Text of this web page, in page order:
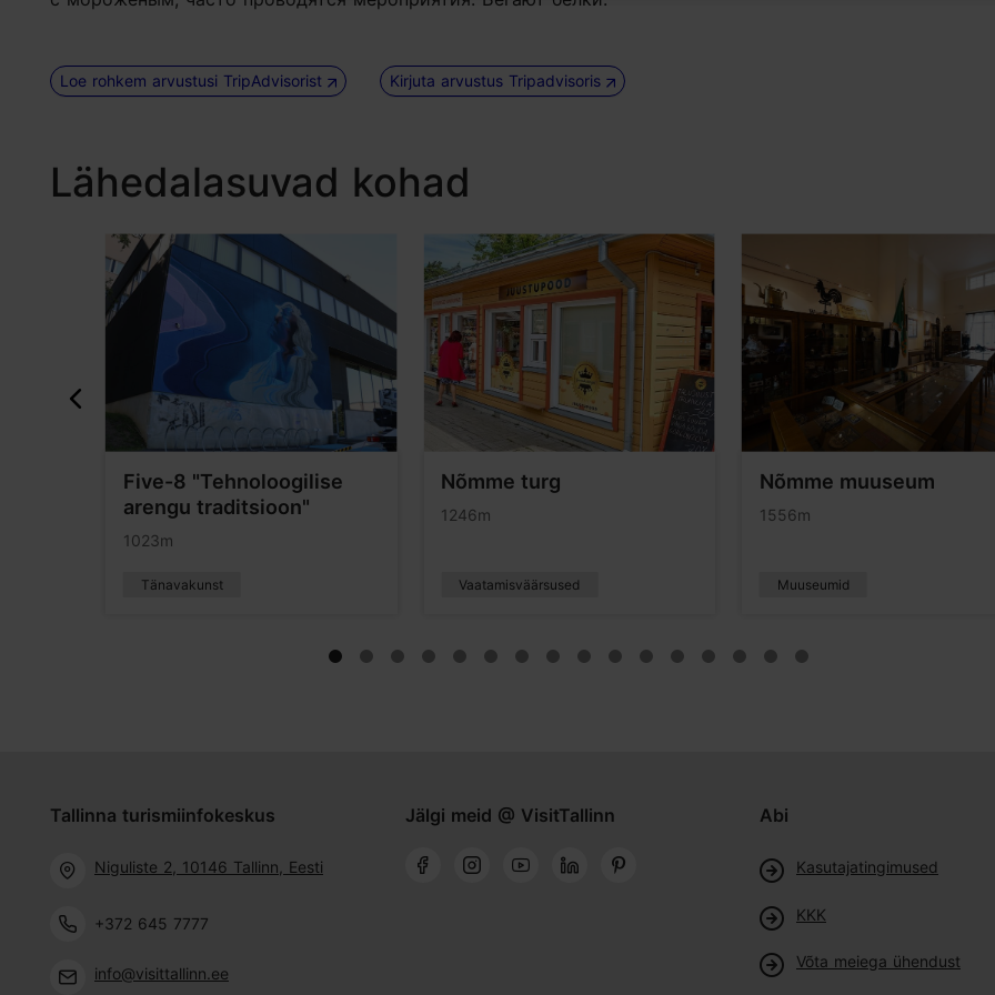
Loe rohkem arvustusi TripAdvisorist Kirjuta arvustus Tripadvisoris
Lähedalasuvad kohad
Five-8 "Tehnoloogilise
arengu traditsioon"
1023m
Tänavakunst
Nõmme turg
1246m
Vaatamisväärsused
Nõmme muuseum
1556m
Muuseumid
Tallinna turismiinfokeskus
Niguliste 2, 10146 Tallinn, Eesti
+372 645 7777
info@visittallinn.ee
Jälgi meid @ VisitTallinn Abi
Kasutajatingimused
KKK
Võta meiega ühendust